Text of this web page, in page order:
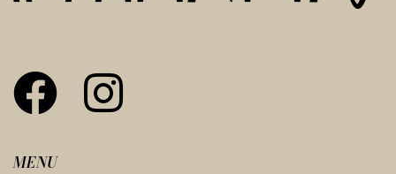
MENU